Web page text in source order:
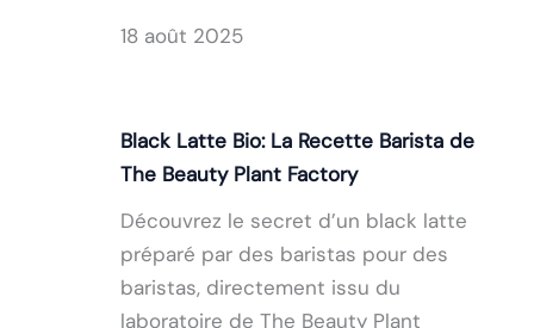
18 août 2025
Black Latte Bio: La Recette Barista de
The Beauty Plant Factory
Découvrez le secret d’un black latte
préparé par des baristas pour des
baristas, directement issu du
laboratoire de The Beauty Plant